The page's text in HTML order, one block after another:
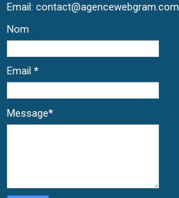
Email: contact@agencewebgram.com
Nom
Email *
Message*